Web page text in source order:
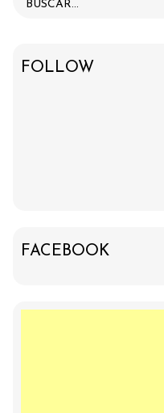
FOLLOW
FACEBOOK